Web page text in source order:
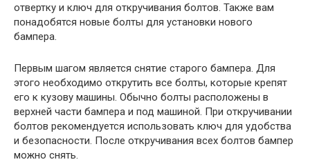
отвертку и ключ для откручивания болтов. Также вам
понадобятся новые болты для установки нового
бампера.
Первым шагом является снятие старого бампера. Для
этого необходимо открутить все болты, которые крепят
его к кузову машины. Обычно болты расположены в
верхней части бампера и под машиной. При откручивании
болтов рекомендуется использовать ключ для удобства
и безопасности. После откручивания всех болтов бампер
можно снять.